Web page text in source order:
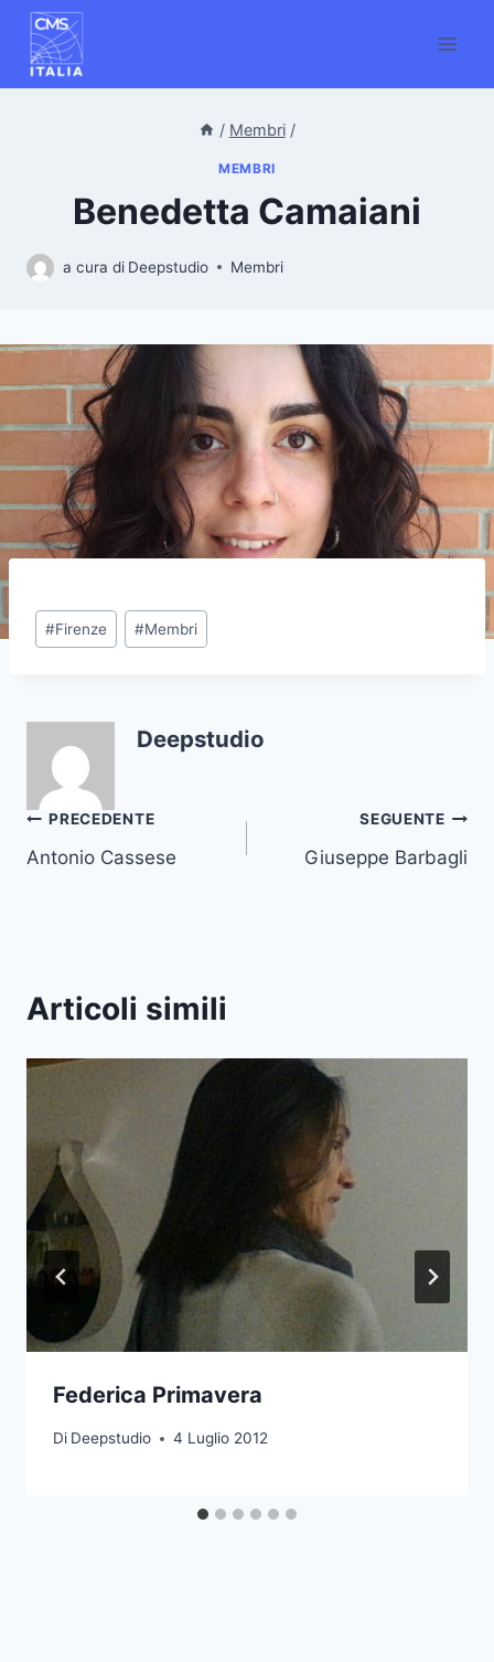
Salta
contenuto
/ Membri /
MEMBRI
Benedetta Camaiani
a cura di Deepstudio Membri
Tag
articolo:
#Firenze #Membri
Deepstudio
Navigazione
articoli
PRECEDENTE
Antonio Cassese
SEGUENTE
Giuseppe Barbagli
Articoli simili
Federica Primavera
Di Deepstudio 4 Luglio 2012